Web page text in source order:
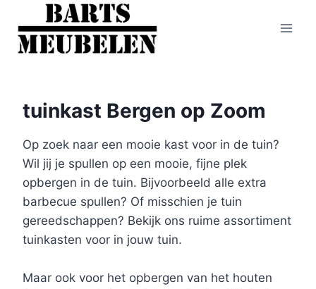
Doorgaan
naar
inhoud
tuinkast Bergen op Zoom
Op zoek naar een mooie kast voor in de tuin?
Wil jij je spullen op een mooie, fijne plek
opbergen in de tuin. Bijvoorbeeld alle extra
barbecue spullen? Of misschien je tuin
gereedschappen? Bekijk ons ruime assortiment
tuinkasten voor in jouw tuin.
Maar ook voor het opbergen van het houten